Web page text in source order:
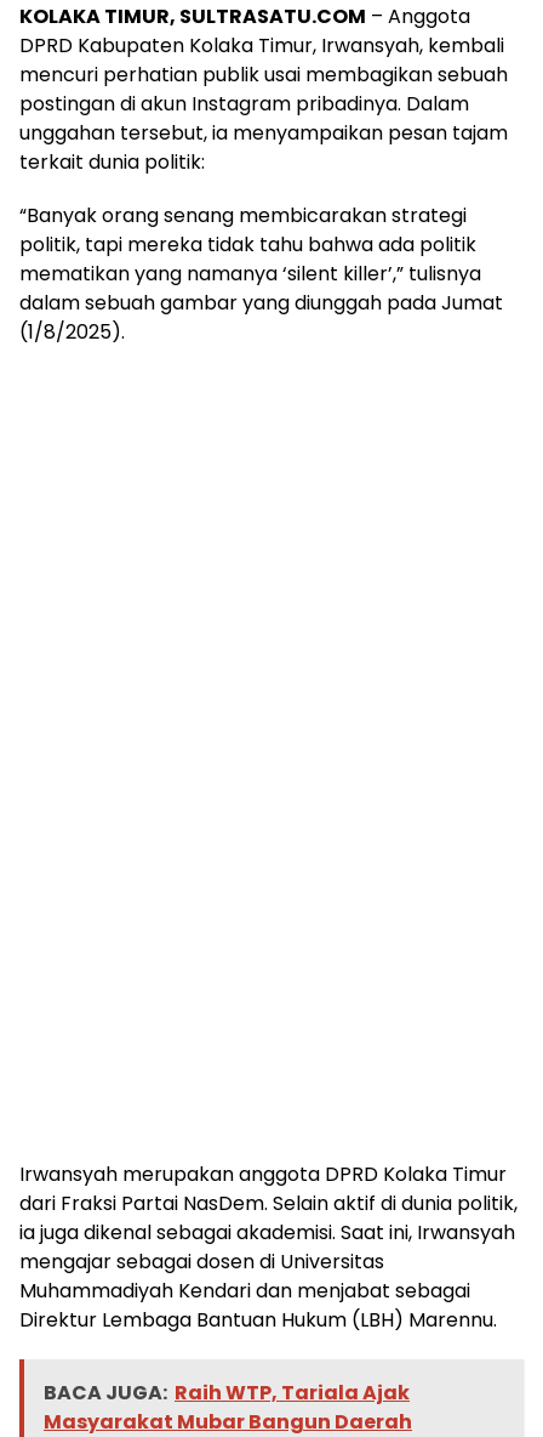
KOLAKA TIMUR, SULTRASATU.COM – Anggota
DPRD Kabupaten Kolaka Timur, Irwansyah, kembali
mencuri perhatian publik usai membagikan sebuah
postingan di akun Instagram pribadinya. Dalam
unggahan tersebut, ia menyampaikan pesan tajam
terkait dunia politik:
“Banyak orang senang membicarakan strategi
politik, tapi mereka tidak tahu bahwa ada politik
mematikan yang namanya ‘silent killer’,” tulisnya
dalam sebuah gambar yang diunggah pada Jumat
(1/8/2025).
Irwansyah merupakan anggota DPRD Kolaka Timur
dari Fraksi Partai NasDem. Selain aktif di dunia politik,
ia juga dikenal sebagai akademisi. Saat ini, Irwansyah
mengajar sebagai dosen di Universitas
Muhammadiyah Kendari dan menjabat sebagai
Direktur Lembaga Bantuan Hukum (LBH) Marennu.
BACA JUGA: Raih WTP, Tariala Ajak
Masyarakat Mubar Bangun Daerah